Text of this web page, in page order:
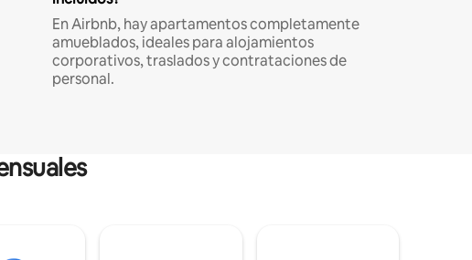
En Airbnb, hay apartamentos completamente
amueblados, ideales para alojamientos
corporativos, traslados y contrataciones de
personal.